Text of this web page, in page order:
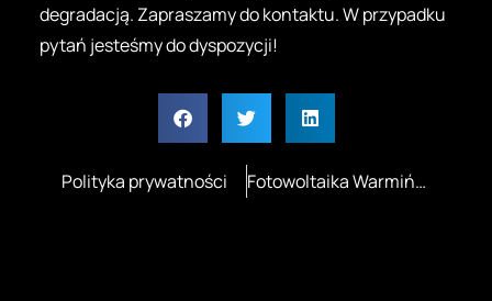
degradacją. Zapraszamy do kontaktu. W przypadku
pytań jesteśmy do dyspozycji!
Polityka prywatności Fotowoltaika Warmińsko-Mazurskie